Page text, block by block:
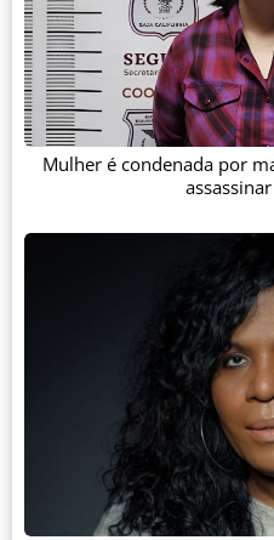
Mulher é condenada por